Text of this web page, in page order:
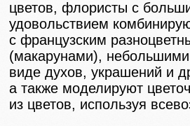
цветов, флористы с
удовольствием
с французским
(макарунами),
виде духов, украшений и
а также моделируют
из цветов, используя